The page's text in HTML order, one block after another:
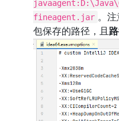
fineagent.jar 。
包保存的路径，且